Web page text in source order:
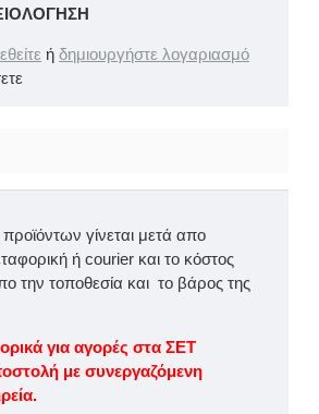
ή δημιουργήστε λογαριασμό
γίνεται μετά απο
ή courier και το κόστος
την τοποθεσία και το βάρος της
για αγορές στα ΣΕΤ
με συνεργαζόμενη